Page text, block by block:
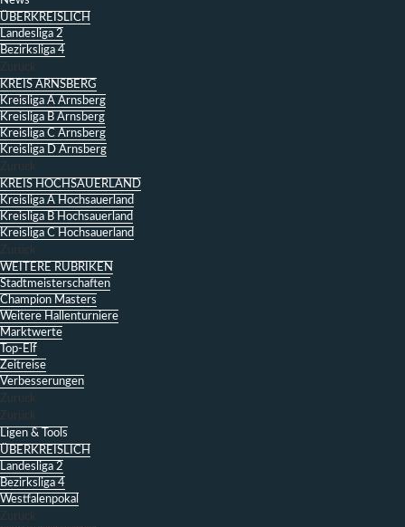
ÜBERKREISLICH
Landesliga 2
Bezirksliga 4
Zurück
KREIS ARNSBERG
Kreisliga A Arnsberg
Kreisliga B Arnsberg
Kreisliga C Arnsberg
Kreisliga D Arnsberg
Zurück
KREIS HOCHSAUERLAND
Kreisliga A Hochsauerland
Kreisliga B Hochsauerland
Kreisliga C Hochsauerland
Zurück
WEITERE RUBRIKEN
Stadtmeisterschaften
Champion Masters
Weitere Hallenturniere
Marktwerte
Top-Elf
Zeitreise
Verbesserungen
Zurück
Zurück
Ligen & Tools
ÜBERKREISLICH
Landesliga 2
Bezirksliga 4
Westfalenpokal
Zurück